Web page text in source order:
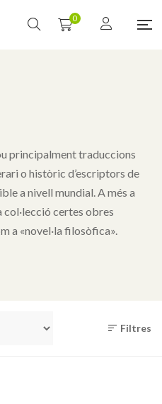
0
principalment traduccions
o històric d’escriptors de
a nivell mundial. A més a
col·lecció certes obres
a «novel·la filosòfica».
Filtres